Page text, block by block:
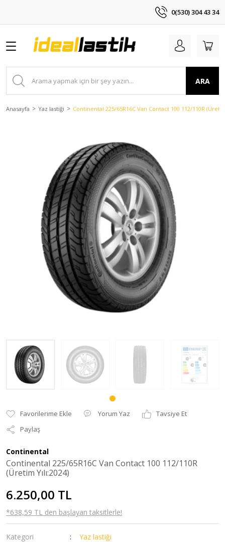
0(530) 304 43 34
ARA
Anasayfa Yaz lastiği Continental 225/65R16C Van Contact 100 112/110R (Üretim
Yorum Yaz
Tavsiye Et
Paylaş
Continental
Continental 225/65R16C Van Contact 100 112/110R
(Üretim Yılı:2024)
6.250,00 TL
*638,59 TL den başlayan taksitlerle!
Kategori
Yaz lastiği